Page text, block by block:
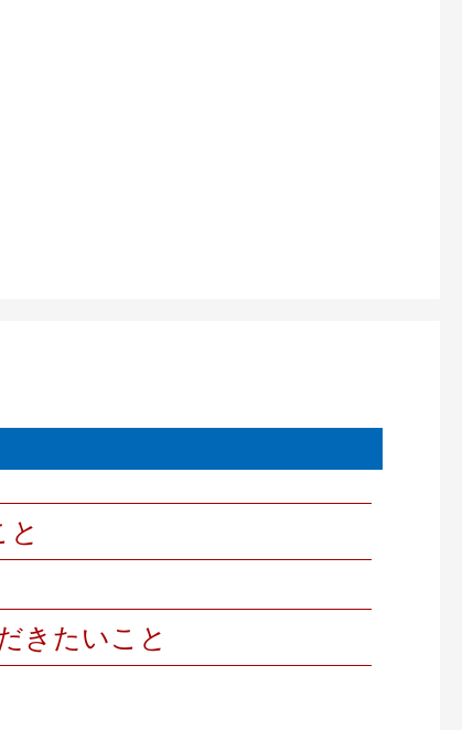
きたいこと